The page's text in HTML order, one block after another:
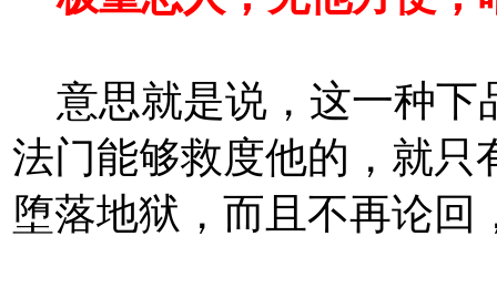
意思就是说，这一种下
法门能够救度他的，就只
堕落地狱，而且不再论